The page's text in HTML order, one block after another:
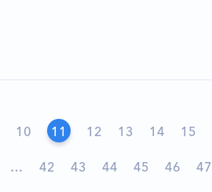
10 11 12 13 14 15
… 42 43 44 45 46 47